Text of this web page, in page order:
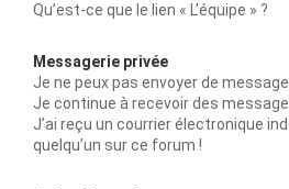
Qu’est-ce que le lien « L’équipe » ?
Messagerie privée
Je ne peux pas envoyer de
Je continue à recevoir des
J’ai reçu un courrier électronique
quelqu’un sur ce forum !